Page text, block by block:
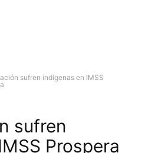
sufren indígenas en IMSS
sufren
Prospera